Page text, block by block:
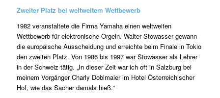
Zweiter Platz bei weltweitem Wettbewerb
1982 veranstaltete die Firma Yamaha einen weltweiten
Wettbewerb für elektronische Orgeln. Walter Stowasser gewann
die europäische Ausscheidung und erreichte beim Finale in Tokio
den zweiten Platz. Von 1986 bis 1997 war Stowasser als Lehrer
in der Schweiz tätig. „In dieser Zeit war ich oft in Salzburg bei
meinem Vorgänger Charly Doblmaier im Hotel Österreichischer
Hof, wie das Sacher damals hieß.“